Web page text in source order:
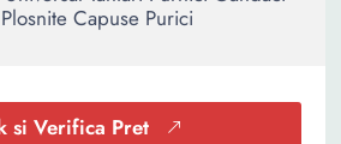
Capuse Purici
si Verifica Pret